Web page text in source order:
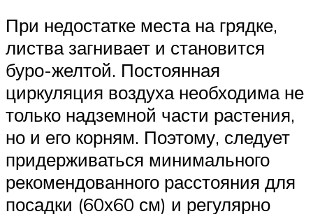
При недостатке места на грядке,
листва загнивает и становится
буро-желтой. Постоянная
циркуляция воздуха необходима не
только надземной части растения,
но и его корням. Поэтому, следует
придерживаться минимального
рекомендованного расстояния для
посадки (60х60 см) и регулярно